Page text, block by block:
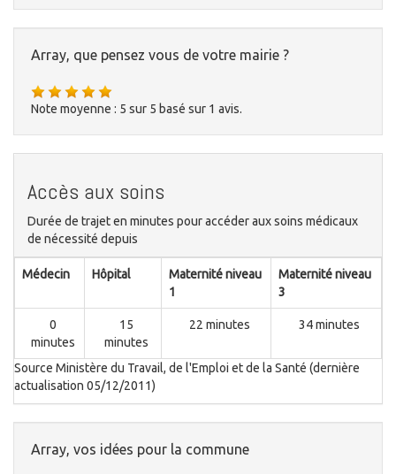
Array, que pensez vous de votre mairie ?
Note moyenne : 5 sur 5 basé sur 1 avis.
Accès aux soins
Durée de trajet en minutes pour accéder aux soins médicaux
de nécessité depuis
Médecin Hôpital
Maternité niveau
1
Maternité niveau
3
0
minutes
15
minutes
22 minutes 34 minutes
Source Ministère du Travail, de l'Emploi et de la Santé (dernière
actualisation 05/12/2011)
Array, vos idées pour la commune